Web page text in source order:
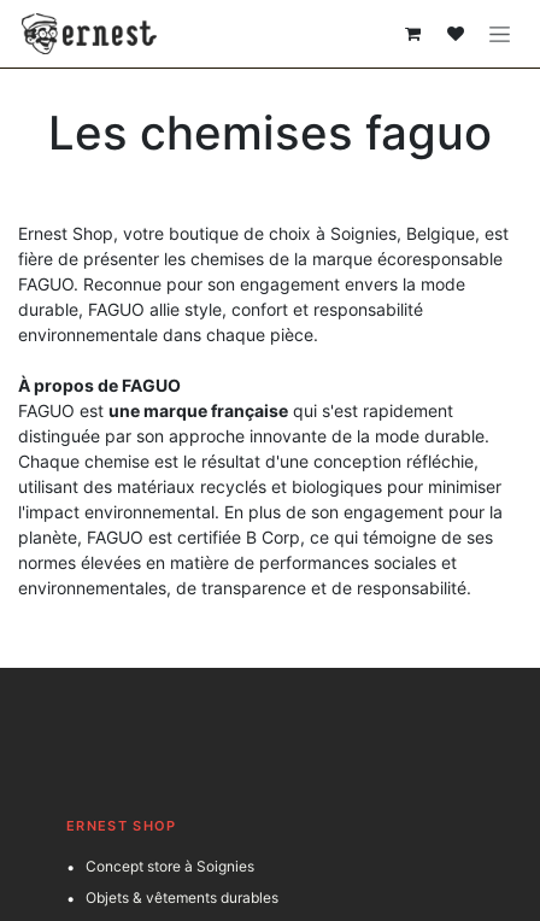
SE RENDRE AU CONTENU
Les chemises faguo
Ernest Shop, votre boutique de choix à Soignies, Belgique, est
fière de présenter les chemises de la marque écoresponsable
FAGUO. Reconnue pour son engagement envers la mode
durable, FAGUO allie style, confort et responsabilité
environnementale dans chaque pièce.
À propos de FAGUO
FAGUO est une marque française qui s'est rapidement
distinguée par son approche innovante de la mode durable.
Chaque chemise est le résultat d'une conception réfléchie,
utilisant des matériaux recyclés et biologiques pour minimiser
l'impact environnemental. En plus de son engagement pour la
planète, FAGUO est certifiée B Corp, ce qui témoigne de ses
normes élevées en matière de performances sociales et
environnementales, de transparence et de responsabilité.
ERNEST SHOP
Concept store à Soignies
Objets & vêtements durables